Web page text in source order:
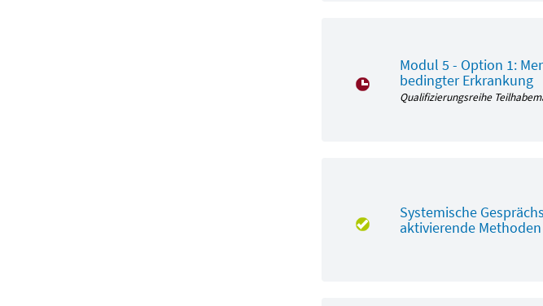
Modul 5 - Option 1:
bedingter Erkrankung
Qualifizierungsreihe
Systemische
aktivierende